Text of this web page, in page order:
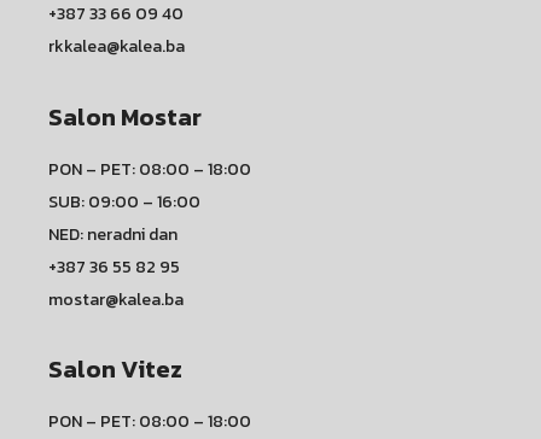
+387 33 66 09 40
rkkalea@kalea.ba
Salon Mostar
PON – PET: 08:00 – 18:00
SUB: 09:00 – 16:00
NED: neradni dan
+387 36 55 82 95
mostar@kalea.ba
Salon Vitez
PON – PET: 08:00 – 18:00